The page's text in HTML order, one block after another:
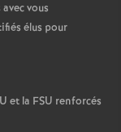
vous
élus pour
et la FSU renforcés